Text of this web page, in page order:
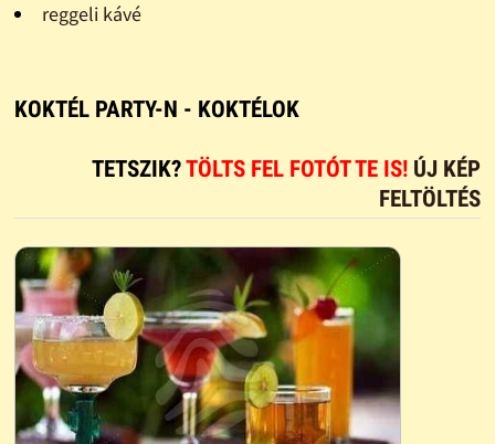
reggeli kávé
KOKTÉL PARTY-N - KOKTÉLOK
TETSZIK?TÖLTS FEL FOTÓT TE IS! ÚJ KÉP
FELTÖLTÉS